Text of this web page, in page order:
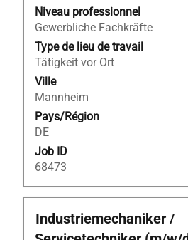
Niveau professionnel
Gewerbliche Fachkräfte
Type de lieu de travail
Tätigkeit vor Ort
Ville
Mannheim
Pays/Région
DE
Job ID
68473
afficher
tout
le
contenu
des
informations
d’emploi.
Titre
Industriemechaniker /
Sélectionnez
avec